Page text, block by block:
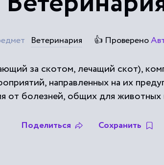
Ветеринария 👍 Проверено
за скотом, лечащий скот),
направленных на их
от болезней, общих для животных
Поделиться Сохранить